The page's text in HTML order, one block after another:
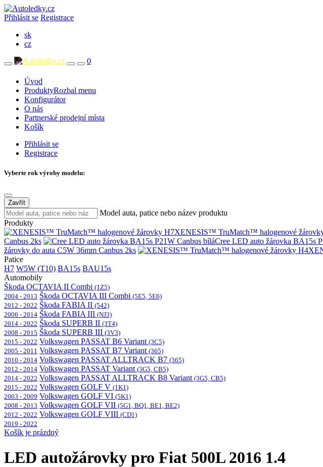
Přihlásit se Registrace
sk
cz
0
Úvod
ProduktyRozbal menu
Konfigurátor
O nás
Partnerské prodejní místa
Košík
Přihlásit se
Registrace
Vyberte rok výroby modelu:
Zavřít
Model auta, patice nebo název produktu
Produkty
XENESIS™ TruMatch™ halogenové
Canbus 2ks
Cree LED auto žárovka BA15s
žárovky do auta C5W 36mm Canbus 2ks
Patice
H7 W5W (T10) BA15s BAU15s
Automobily
Škoda OCTAVIA II Combi (1Z5)
2004 - 2013 Škoda OCTAVIA III Combi (5E5, 5E6)
2012 - 2022 Škoda FABIA II (542)
2006 - 2014 Škoda FABIA III (NJ3)
2014 - 2022 Škoda SUPERB II (3T4)
2008 - 2015 Škoda SUPERB III (3V3)
2015 - 2022 Volkswagen PASSAT B6 Variant (3C5)
2005 - 2011 Volkswagen PASSAT B7 Variant (365)
2010 - 2014 Volkswagen PASSAT ALLTRACK B7 (365)
2012 - 2014 Volkswagen PASSAT Variant (3G5, CB5)
2014 - 2022 Volkswagen PASSAT ALLTRACK B8 Variant (3G5, CB5)
2015 - 2022 Volkswagen GOLF V (1K1)
2003 - 2009 Volkswagen GOLF VI (5K1)
2008 - 2013 Volkswagen GOLF VII (5G1, BQ1, BE1, BE2)
2012 - 2022 Volkswagen GOLF VIII (CD1)
2019 - 2022
Košík je prázdný
LED autožárovky pro Fiat 500L 2016 1.4